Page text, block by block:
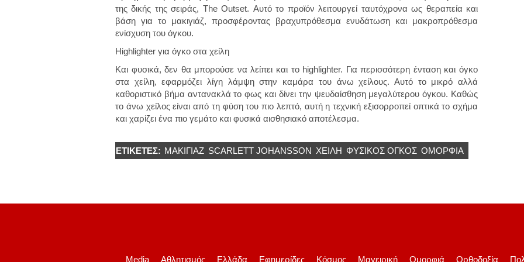
της δικής της σειράς, The Outset. Αυτό το προϊόν λειτουργεί ταυτόχρονα ως θεραπεία και
βάση για το μακιγιάζ, προσφέροντας βραχυπρόθεσμα ενυδάτωση και μακροπρόθεσμα
ενίσχυση του όγκου.
Highlighter για όγκο στα χείλη
Και φυσικά, δεν θα μπορούσε να λείπει και το highlighter. Για περισσότερη ένταση και όγκο
στα χείλη, εφαρμόζει λίγη λάμψη στην καμάρα του άνω χείλους. Αυτό το μικρό αλλά
καθοριστικό βήμα αντανακλά το φως και δίνει την ψευδαίσθηση μεγαλύτερου όγκου. Καθώς
το άνω χείλος είναι από τη φύση του πιο λεπτό, αυτή η τεχνική εξισορροπεί οπτικά το σχήμα
και χαρίζει ένα πιο γεμάτο και φυσικά αισθησιακό αποτέλεσμα.
ΕΤΙΚΈΤΕΣ: ΜΑΚΙΓΙΆΖ SCARLETT JOHANSSON ΧΕΊΛΗ ΦΥΣΙΚΌΣ ΌΓΚΟΣ ΟΜΟΡΦΙΆ
Media Αθλητισμός Ελλάδα Εφημερίδες Κόσμος Μαγειρική Ομορφιά Ορθοδοξία